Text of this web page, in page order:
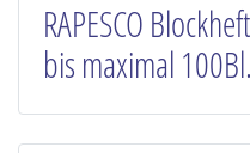
RAPESCO
bis maximal